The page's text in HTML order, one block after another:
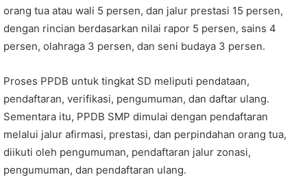
orang tua atau wali 5 persen, dan jalur prestasi 15 persen,
dengan rincian berdasarkan nilai rapor 5 persen, sains 4
persen, olahraga 3 persen, dan seni budaya 3 persen.
Proses PPDB untuk tingkat SD meliputi pendataan,
pendaftaran, verifikasi, pengumuman, dan daftar ulang.
Sementara itu, PPDB SMP dimulai dengan pendaftaran
melalui jalur afirmasi, prestasi, dan perpindahan orang tua,
diikuti oleh pengumuman, pendaftaran jalur zonasi,
pengumuman, dan pendaftaran ulang.